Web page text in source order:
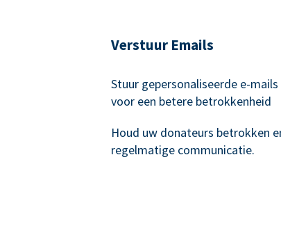
Verstuur Emails
Stuur gepersonaliseerde e-
voor een betere betrokkenheid
Houd uw donateurs betrokken
regelmatige communicatie.